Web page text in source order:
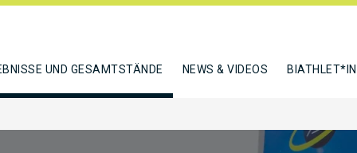
UND GESAMTSTÄNDE NEWS & VIDEOS